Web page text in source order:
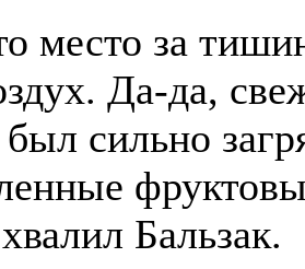
место за
Да-да,
сильно
Бальзак.